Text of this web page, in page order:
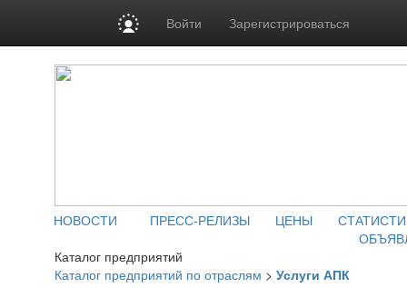
Войти Зарегистрироваться
НОВОСТИ ПРЕСС-РЕЛИЗЫ ЦЕНЫ
Каталог предприятий
Каталог предприятий по отраслям > Услуги АПК